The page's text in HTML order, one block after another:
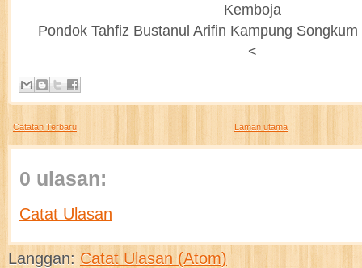
Kemboja
Pondok Tahfiz Bustanul Arifin Kampung
<
Catatan Terbaru Laman utama
0 ulasan:
Catat Ulasan
Langgan: Catat Ulasan (Atom)